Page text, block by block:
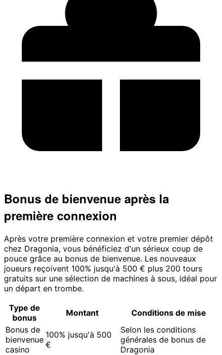
Bonus de bienvenue après la
première connexion
Après votre première connexion et votre premier dépôt
chez Dragonia, vous bénéficiez d'un sérieux coup de
pouce grâce au bonus de bienvenue. Les nouveaux
joueurs reçoivent 100% jusqu'à 500 € plus 200 tours
gratuits sur une sélection de machines à sous, idéal pour
un départ en trombe.
Type de
bonus
Montant
Conditions de mise
Bonus de
bienvenue
casino
100% jusqu'à 500
€
Selon les conditions
générales de bonus de
Dragonia